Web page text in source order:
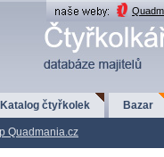
Katalog čtyřkolek Bazar
Quadmania.cz